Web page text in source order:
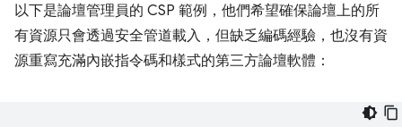
以下是論壇管理員的 CSP 範例，他們希望確保論壇上的所
有資源只會透過安全管道載入，但缺乏編碼經驗，也沒有資
源重寫充滿內嵌指令碼和樣式的第三方論壇軟體：